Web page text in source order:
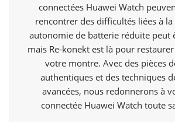
connectées Huawei Watch
rencontrer des difficultés liées à
autonomie de batterie réduite peut
mais Re-konekt est là pour
votre montre. Avec des pièces
authentiques et des techniques
avancées, nous redonnerons à
connectée Huawei Watch toute